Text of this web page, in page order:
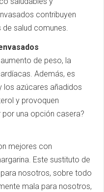
contribuyen
salud comunes.
de peso, la
Además, es
los azúcares añadidos
y provoquen
una opción casera?
mejores con
Este sustituto de
nosotros, sobre todo
mala para nosotros,